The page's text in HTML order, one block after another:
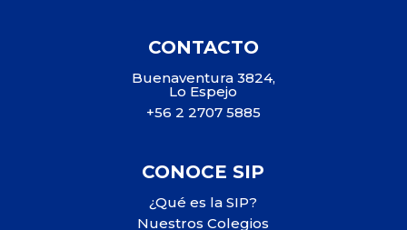
CONTACTO
Buenaventura 3824,
Lo Espejo
+56 2 2707 5885
CONOCE SIP
¿Qué es la SIP?
Nuestros Colegios